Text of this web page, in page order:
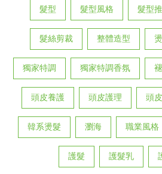
髮型 髮型風格 髮型
髮絲剪裁 整體造型
獨家特調 獨家特調香氛
頭皮養護 頭皮護理 頭
韓系燙髮 瀏海 職業風格
護髮 護髮乳